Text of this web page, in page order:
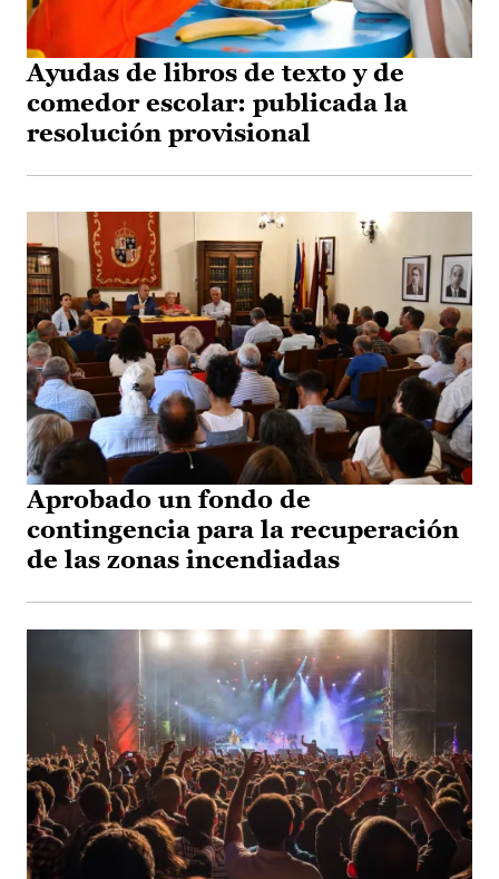
Ayudas de libros de texto y de
comedor escolar: publicada la
resolución provisional
Aprobado un fondo de
contingencia para la recuperación
de las zonas incendiadas